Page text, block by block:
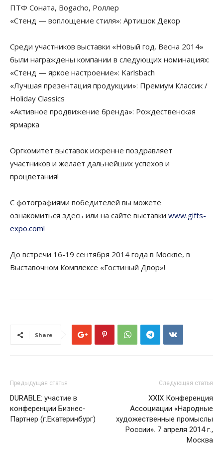
ПТФ Соната, Bogacho, Роллер
«Стенд — воплощение стиля»: Артишок Декор
Среди участников выставки «Новый год. Весна 2014»
были награждены компании в следующих номинациях:
«Стенд — яркое настроение»: Karlsbach
«Лучшая презентация продукции»: Премиум Классик /
Holiday Classics
«Активное продвижение бренда»: Рождественская
ярмарка
Оргкомитет выставок искренне поздравляет
участников и желает дальнейших успехов и
процветания!
С фотографиями победителей вы можете
ознакомиться здесь или на сайте выставки www.gifts-
expo.com!
До встречи 16-19 сентября 2014 года в Москве, в
Выставочном Комплексе «Гостиный Двор»!
Share
Предыдущая статья
DURABLE: участие в
конференции Бизнес-
Партнер (г.Екатеринбург)
Следующая статья
XXIX Конференция
Ассоциации «Народные
художественные промыслы
России». 7 апреля 2014 г.,
Москва